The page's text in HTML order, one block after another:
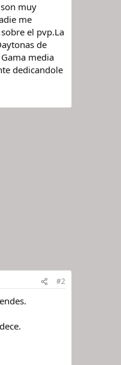
muy
me
el pvp.La
de
media
dedicandole
#2